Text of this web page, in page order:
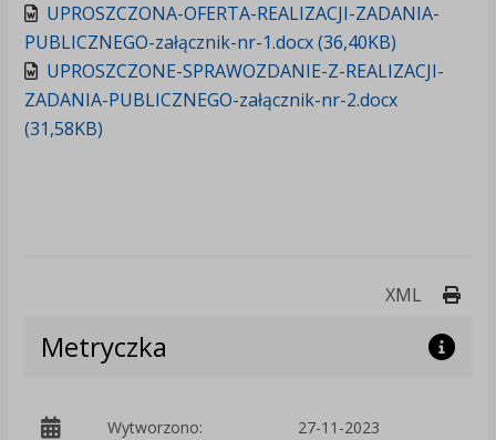
UPROSZCZONA-OFERTA-REALIZACJI-ZADANIA-
PUBLICZNEGO-załącznik-nr-1.docx (36,40KB)
UPROSZCZONE-SPRAWOZDANIE-Z-REALIZACJI-
ZADANIA-PUBLICZNEGO-załącznik-nr-2.docx
(31,58KB)
XML
Metryczka
Wytworzono: 27-11-2023